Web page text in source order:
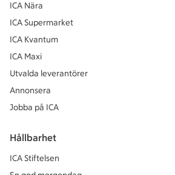
ICA Nära
ICA Supermarket
ICA Kvantum
ICA Maxi
Utvalda leverantörer
Annonsera
Jobba på ICA
Hållbarhet
ICA Stiftelsen